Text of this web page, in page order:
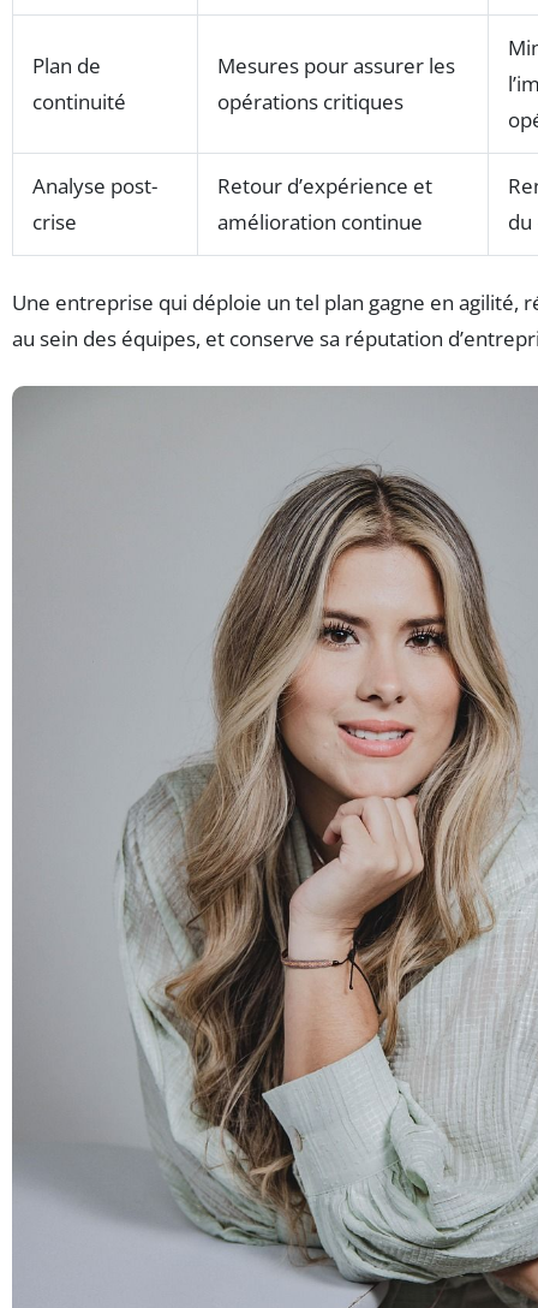
Plan de
continuité
Mesures pour assurer les
opérations critiques
Analyse post-
crise
Retour d’expérience et
amélioration continue
du
Une entreprise qui déploie un tel plan gagne en agilité,
au sein des équipes, et conserve sa réputation